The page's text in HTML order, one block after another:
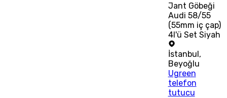
Jant Göbeği
Audi 58/55
(55mm iç çap)
4l'ü Set Siyah
İstanbul,
Beyoğlu
Ugreen
telefon
tutucu